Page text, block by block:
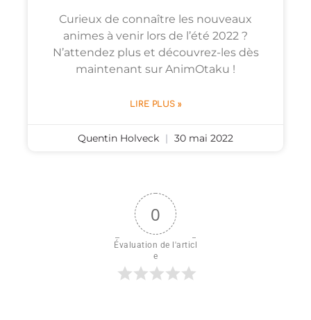
Curieux de connaître les nouveaux
animes à venir lors de l’été 2022 ?
N’attendez plus et découvrez-les dès
maintenant sur AnimOtaku !
LIRE PLUS »
Quentin Holveck 30 mai 2022
0
Évaluation de l'articl
e